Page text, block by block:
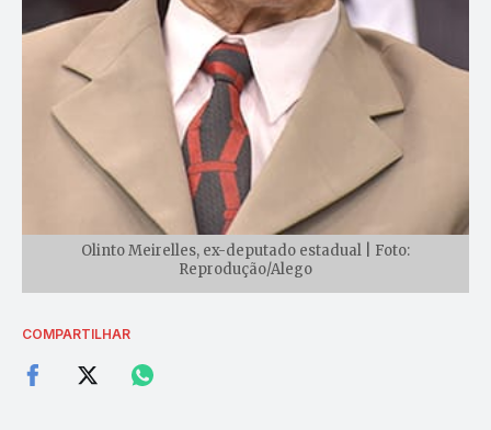
Olinto Meirelles, ex-deputado estadual | Foto:
Reprodução/Alego
COMPARTILHAR